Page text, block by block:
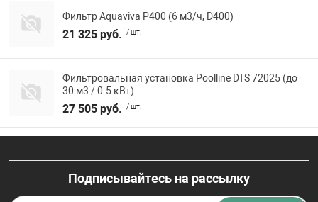
Фильтр Aquaviva P400 (6 м3/ч, D400)
21 325 руб. / шт.
Фильтровальная установка Poolline DTS 72025 (до
30 м3 / 0.5 кВт)
27 505 руб. / шт.
Подписывайтесь на рассылку